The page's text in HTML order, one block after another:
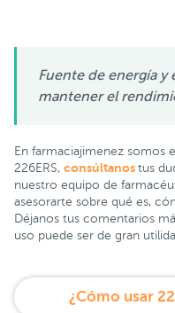
Fuente de energía y
mantener el
En farmaciajimenez somos
226ERS, consúltanos tus
nuestro equipo de
asesorarte sobre qué es,
Déjanos tus comentarios
uso puede ser de gran
¿Cómo usar